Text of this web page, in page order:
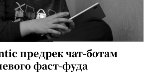
предрек чат-ботам
фаст-фуда